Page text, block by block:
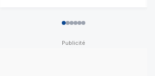
012345